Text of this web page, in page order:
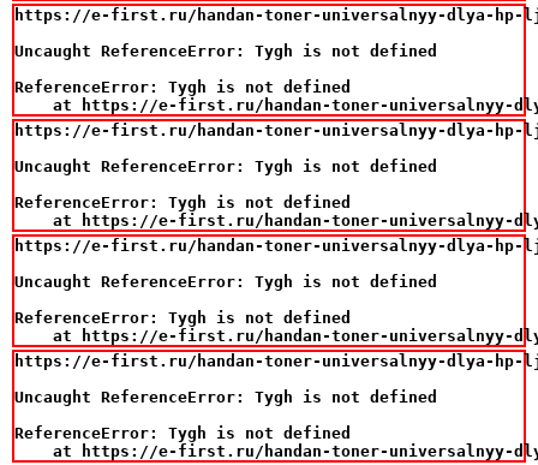
https://e-first.ru/handan-toner-universalnyy-dlya-hp-lj-
Uncaught ReferenceError: Tygh is not defined
ReferenceError: Tygh is not defined
at https://e-first.ru/handan-toner-universalnyy-
https://e-first.ru/handan-toner-universalnyy-dlya-hp-lj-
Uncaught ReferenceError: Tygh is not defined
ReferenceError: Tygh is not defined
at https://e-first.ru/handan-toner-universalnyy-
https://e-first.ru/handan-toner-universalnyy-dlya-hp-lj-
Uncaught ReferenceError: Tygh is not defined
ReferenceError: Tygh is not defined
at https://e-first.ru/handan-toner-universalnyy-
https://e-first.ru/handan-toner-universalnyy-dlya-hp-lj-
Uncaught ReferenceError: Tygh is not defined
ReferenceError: Tygh is not defined
at https://e-first.ru/handan-toner-universalnyy-